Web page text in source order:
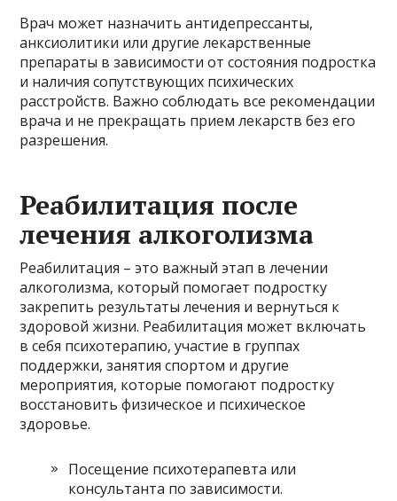
Врач может назначить антидепрессанты,
анксиолитики или другие лекарственные
препараты в зависимости от состояния подростка
и наличия сопутствующих психических
расстройств. Важно соблюдать все рекомендации
врача и не прекращать прием лекарств без его
разрешения.
Реабилитация после
лечения алкоголизма
Реабилитация – это важный этап в лечении
алкоголизма, который помогает подростку
закрепить результаты лечения и вернуться к
здоровой жизни. Реабилитация может включать
в себя психотерапию, участие в группах
поддержки, занятия спортом и другие
мероприятия, которые помогают подростку
восстановить физическое и психическое
здоровье.
Посещение психотерапевта или
консультанта по зависимости.